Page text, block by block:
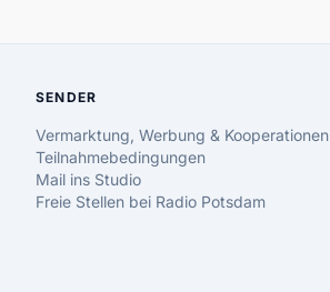
SENDER
Vermarktung, Werbung & Kooperationen
Teilnahmebedingungen
Mail ins Studio
Freie Stellen bei Radio Potsdam